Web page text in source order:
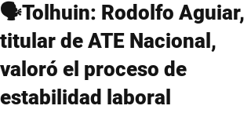
🗣Tolhuin: Rodolfo Aguiar,
titular de ATE Nacional,
valoró el proceso de
estabilidad laboral